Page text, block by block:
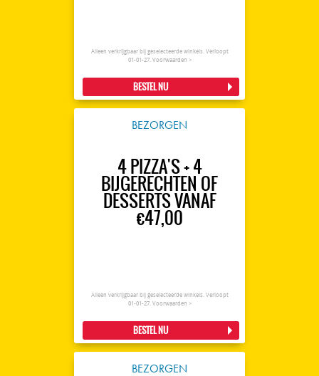
Alleen verkrijgbaar bij geselecteerde winkels. Verloopt
01-01-27. Voorwaarden >
BESTEL NU
BEZORGEN
4 PIZZA'S + 4
BIJGERECHTEN OF
DESSERTS VANAF
€47,00
Alleen verkrijgbaar bij geselecteerde winkels. Verloopt
01-01-27. Voorwaarden >
BESTEL NU
BEZORGEN